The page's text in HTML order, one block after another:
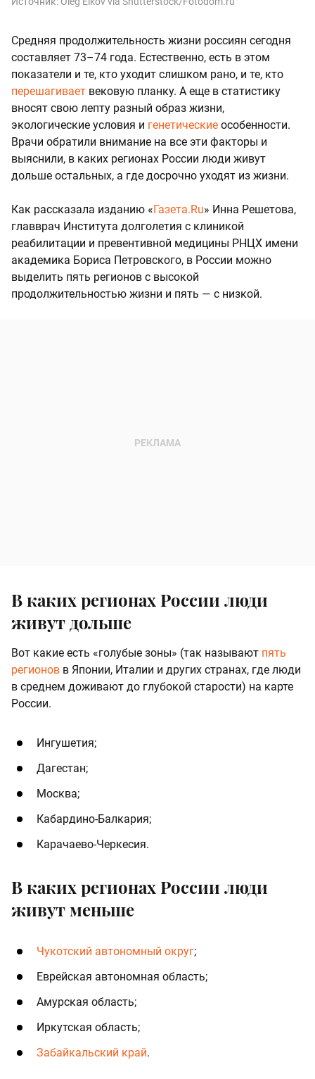
Средняя продолжительность жизни россиян сегодня
составляет 73–74 года. Естественно, есть в этом
показатели и те, кто уходит слишком рано, и те, кто
перешагивает вековую планку. А еще в статистику
вносят свою лепту разный образ жизни,
экологические условия и генетические особенности.
Врачи обратили внимание на все эти факторы и
выяснили, в каких регионах России люди живут
дольше остальных, а где досрочно уходят из жизни.
Как рассказала изданию «Газета.Ru» Инна Решетова,
главврач Института долголетия с клиникой
реабилитации и превентивной медицины РНЦХ имени
академика Бориса Петровского, в России можно
выделить пять регионов с высокой
продолжительностью жизни и пять — с низкой.
В каких регионах России люди
живут дольше
Вот какие есть «голубые зоны» (так называют пять
регионов в Японии, Италии и других странах, где люди
в среднем доживают до глубокой старости) на карте
России.
Ингушетия;
Дагестан;
Москва;
Кабардино-Балкария;
Карачаево-Черкесия.
В каких регионах России люди
живут меньше
Чукотский автономный округ;
Еврейская автономная область;
Амурская область;
Иркутская область;
Забайкальский край.